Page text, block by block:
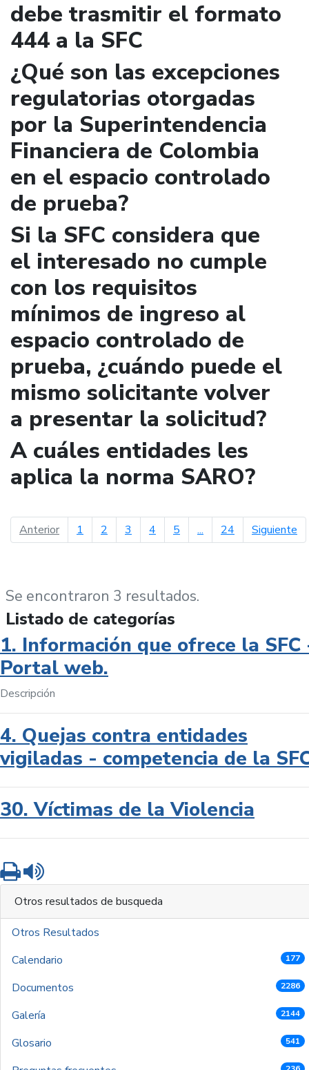
debe trasmitir el formato
444 a la SFC
¿Qué son las excepciones
regulatorias otorgadas
por la Superintendencia
Financiera de Colombia
en el espacio controlado
de prueba?
Si la SFC considera que
el interesado no cumple
con los requisitos
mínimos de ingreso al
espacio controlado de
prueba, ¿cuándo puede el
mismo solicitante volver
a presentar la solicitud?
A cuáles entidades les
aplica la norma SARO?
Anteriorpágina anterior
1 2 3 4 5 ... 24 Siguiente
Se encontraron 3 resultados.
Listado de categorías
1. Información que ofrece la SFC
Portal web.
Descripción
4. Quejas contra entidades
vigiladas - competencia de la
30. Víctimas de la Violencia
Imprimir
Otros resultados de busqueda
Otros Resultados
Calendario
177
Documentos 2286
Galería 2144
Glosario 541